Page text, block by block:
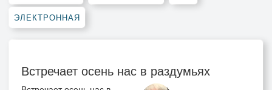
ЭЛЕКТРОННАЯ
Встречает осень нас в раздумьях